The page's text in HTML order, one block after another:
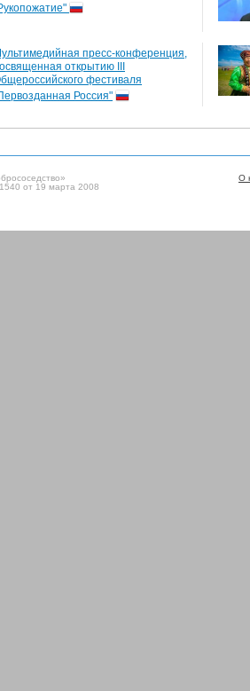
пресс-конференция,
открытию III
фестиваля
Россия"
О
от 19 марта 2008